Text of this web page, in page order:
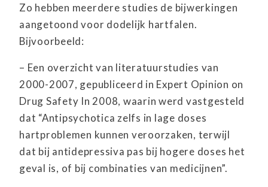
Zo hebben meerdere studies de bijwerkingen
aangetoond voor dodelijk hartfalen.
Bijvoorbeeld:
– Een overzicht van literatuurstudies van
2000-2007, gepubliceerd in Expert Opinion on
Drug Safety In 2008, waarin werd vastgesteld
dat “Antipsychotica zelfs in lage doses
hartproblemen kunnen veroorzaken, terwijl
dat bij antidepressiva pas bij hogere doses het
geval is, of bij combinaties van medicijnen”.